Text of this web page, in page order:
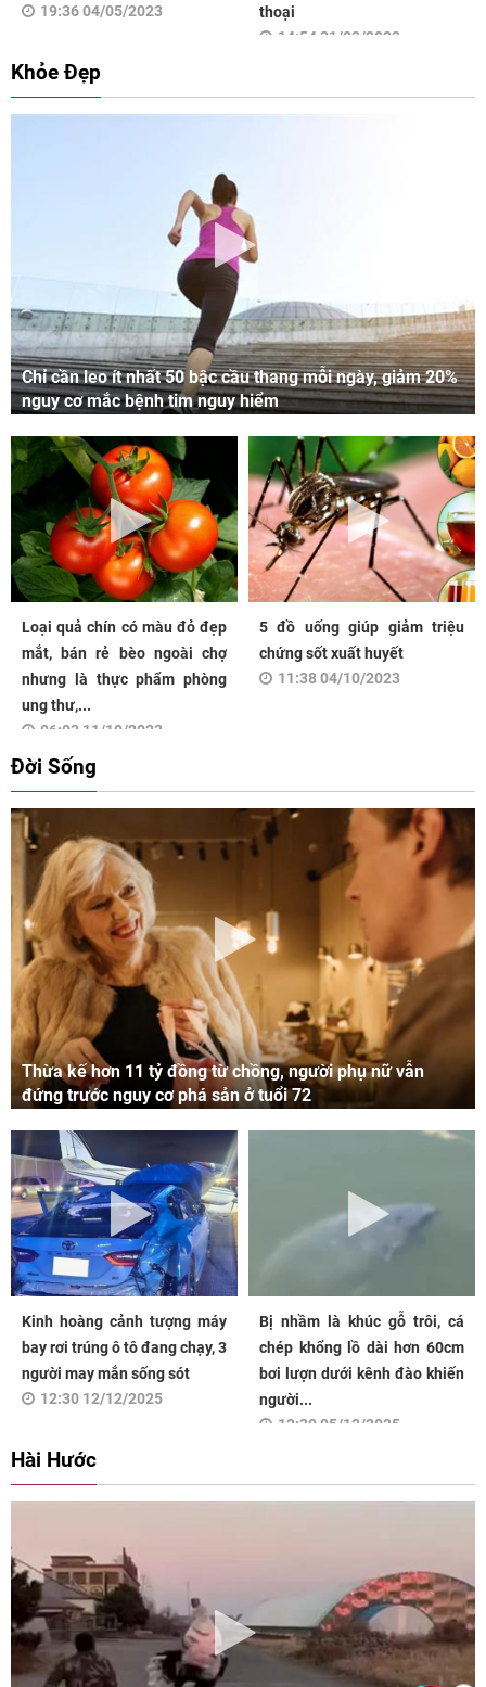
19:36 04/05/2023
thoại
14:54 31/03/2023
Khỏe Đẹp
Chỉ cần leo ít nhất 50 bậc cầu thang mỗi ngày, giảm 20%
nguy cơ mắc bệnh tim nguy hiểm
Loại quả chín có màu đỏ đẹp
mắt, bán rẻ bèo ngoài chợ
nhưng là thực phẩm phòng
ung thư,...
06:03 11/10/2023
5 đồ uống giúp giảm triệu
chứng sốt xuất huyết
11:38 04/10/2023
Đời Sống
Thừa kế hơn 11 tỷ đồng từ chồng, người phụ nữ vẫn
đứng trước nguy cơ phá sản ở tuổi 72
Kinh hoàng cảnh tượng máy
bay rơi trúng ô tô đang chạy, 3
người may mắn sống sót
12:30 12/12/2025
Bị nhầm là khúc gỗ trôi, cá
chép khổng lồ dài hơn 60cm
bơi lượn dưới kênh đào khiến
người...
12:30 05/12/2025
Hài Hước